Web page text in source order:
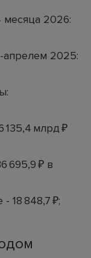
2026:
апрелем 2025:
135,4 млрд ₽
695,9 ₽ в
18 848,7 ₽;